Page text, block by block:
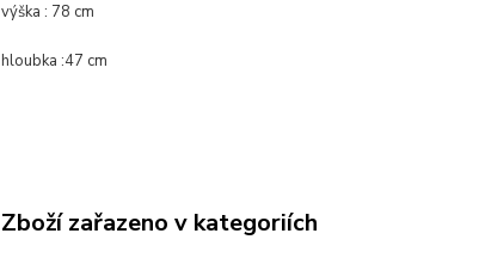
výška : 78 cm
hloubka :47 cm
Zboží zařazeno v kategoriích